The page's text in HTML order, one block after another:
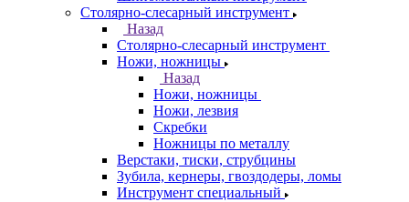
Столярно-слесарный инструмент
Назад
Столярно-слесарный инструмент
Ножи, ножницы
Назад
Ножи, ножницы
Ножи, лезвия
Скребки
Ножницы по металлу
Верстаки, тиски, струбцины
Зубила, кернеры, гвоздодеры, ломы
Инструмент специальный